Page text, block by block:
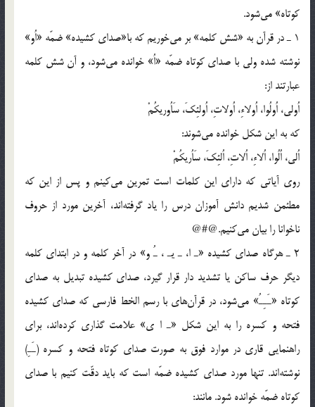
كوتاه» مي‌شود.
1 ـ در قرآن به «شش كلمه» بر مي‌خوريم كه با«صداي كشيده» ضمّه «اُو»
نوشته شده ولي با صداي كوتاه ضمّه «اُ» خوانده مي‌‌شود، و آن شش كلمه
عبارتند از:
اُولي، اُولُوا، اُولاءِ، اُولاتِ، اُولئِكَ، سَاُوريكُمْ
كه به اين شكل خوانده مي‌شوند:
اُلي، اُلُوا، اُلاءِ، اُلاتِ، اُلئِكَ، سَاُريكُمْ
روي آياتي كه داراي اين كلمات است تمرين مي‌كينم و پس از اين كه
مطئمن شديم دانش آموزان درس را ياد گرفته‌اند، آخرين مورد از حروف
ناخوانا را بيان مي‌كنيم.@#@
2 ـ هرگاه صداي كشيده «ـ ا، ـ يـ ، ـُ و» در آخر كلمه و در ابتداي كلمه
ديگر حرف ساكن يا تشديد دار قرار گيرد، صداي كشيده تبديل به صداي
كوتاه «ـَـِـُ» مي‌شود، در قرآن‌هاي با رسم الخط فارسي كه صداي كشيده
فتحه و كسره را به اين شكل «ـ ا ي» علامت گذاري كرده‌اند، براي
راهنمايي قاري در موارد فوق به صورت صداي كوتاه فتحه و كسره (ـَـِ)
نوشته‌اند. تنها مورد صداي كشيده ضمّه است كه بايد دقّت كنيم با صداي
كوتاه ضمّه خوانده شود. مانند: